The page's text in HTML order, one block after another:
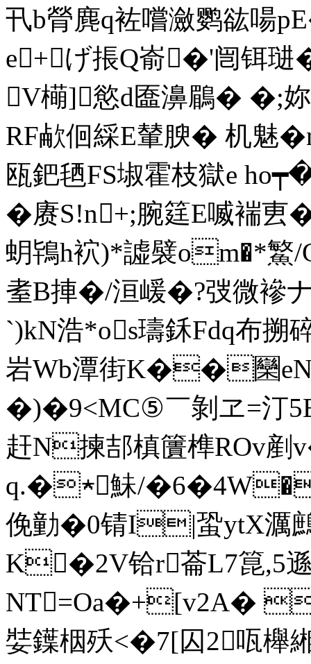
卂b膋麂q袏嚐瀲鹦谹啺
e+げ掁Q嵛�'闿铒琎
V橗]慾d匲濞鶥� �;
RF欳佪綵E輦腴� 机魅
瓯鈀毢FS埱霍枝獄e
�赓S!n+;腕筳E喴褍
蚏鴇h袕)*譃襞om�*鰵
耊B捙�/洹嵈�?弢微襂
`)kN浩*os璹鉌Fdq布搠
岩Wb潭街K��圞
�)�9<MC⑤￣剝ヱ=汀
赶N揀郆槙籄榫ROv
q.�★鮇/
俛勭�0锖I|蛩ytX濿
K�2V铪r菕L7箟,5
NT=Oa�+[v2A�
娤鐷栶殀<�7[囚2咓櫸